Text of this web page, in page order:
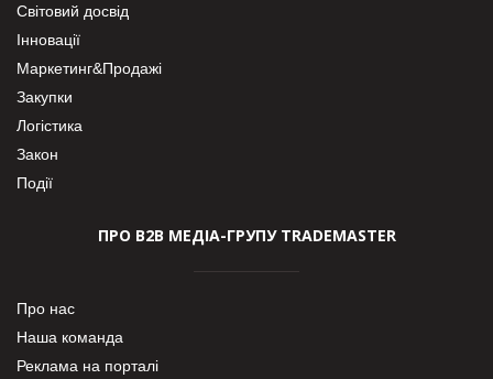
Світовий досвід
Інновації
Маркетинг&Продажі
Закупки
Логістика
Закон
Події
ПРО В2В МЕДІА-ГРУПУ TRADEMASTER
Про нас
Наша команда
Реклама на порталі